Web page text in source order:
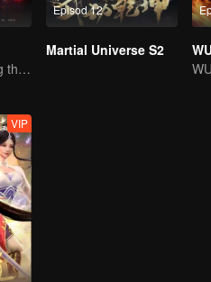
Wu Zhiji, Breaking the Sky, Moving the Heaven and the Earth
Episod 12
Martial Universe S2
VIP